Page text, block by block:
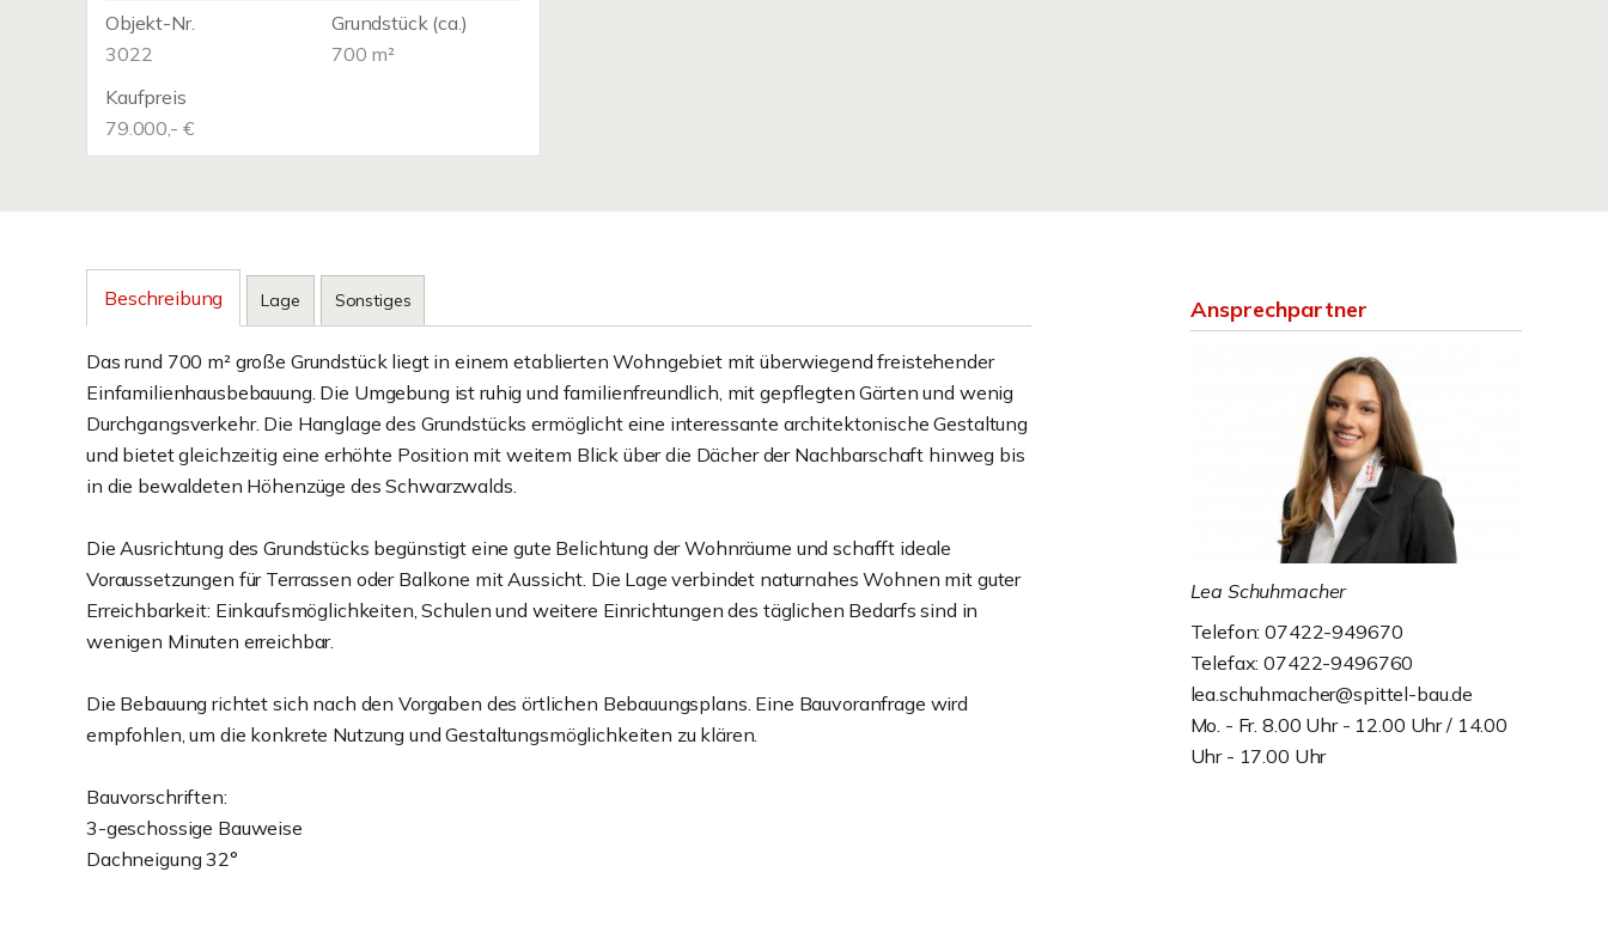
Objekt-Nr.
3022
Grundstück(ca.)
700 m²
Kaufpreis
79.000,- €
Beschreibung Lage Sonstiges
Das rund 700 m² große Grundstück liegt in einem etablierten Wohngebiet mit überwiegend freistehender
Einfamilienhausbebauung. Die Umgebung ist ruhig und familienfreundlich, mit gepflegten Gärten und wenig
Durchgangsverkehr. Die Hanglage des Grundstücks ermöglicht eine interessante architektonische Gestaltung
und bietet gleichzeitig eine erhöhte Position mit weitem Blick über die Dächer der Nachbarschaft hinweg bis
in die bewaldeten Höhenzüge des Schwarzwalds.
Die Ausrichtung des Grundstücks begünstigt eine gute Belichtung der Wohnräume und schafft ideale
Voraussetzungen für Terrassen oder Balkone mit Aussicht. Die Lage verbindet naturnahes Wohnen mit guter
Erreichbarkeit: Einkaufsmöglichkeiten, Schulen und weitere Einrichtungen des täglichen Bedarfs sind in
wenigen Minuten erreichbar.
Die Bebauung richtet sich nach den Vorgaben des örtlichen Bebauungsplans. Eine Bauvoranfrage wird
empfohlen, um die konkrete Nutzung und Gestaltungsmöglichkeiten zu klären.
Bauvorschriften:
3-geschossige Bauweise
Dachneigung 32°
Ansprechpartner
Lea Schuhmacher
Telefon: 07422-949670
Telefax: 07422-9496760
lea.schuhmacher@spittel-bau.de
Mo. - Fr. 8.00 Uhr - 12.00 Uhr / 14.00
Uhr - 17.00 Uhr